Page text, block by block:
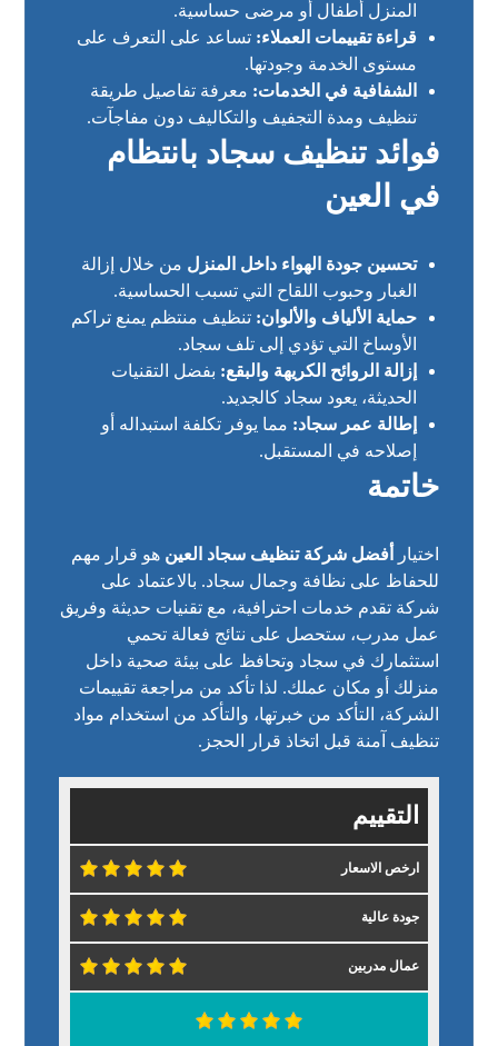
المنزل أطفال أو مرضى حساسية.
قراءة تقييمات العملاء: تساعد على التعرف على
مستوى الخدمة وجودتها.
الشفافية في الخدمات: معرفة تفاصيل طريقة
تنظيف ومدة التجفيف والتكاليف دون مفاجآت.
فوائد تنظيف سجاد بانتظام
في العين
تحسين جودة الهواء داخل المنزل من خلال إزالة
الغبار وحبوب اللقاح التي تسبب الحساسية.
حماية الألياف والألوان: تنظيف منتظم يمنع تراكم
الأوساخ التي تؤدي إلى تلف سجاد.
إزالة الروائح الكريهة والبقع: بفضل التقنيات
الحديثة، يعود سجاد كالجديد.
إطالة عمر سجاد: مما يوفر تكلفة استبداله أو
إصلاحه في المستقبل.
خاتمة
اختيار أفضل شركة تنظيف سجاد العين هو قرار مهم
للحفاظ على نظافة وجمال سجاد. بالاعتماد على
شركة تقدم خدمات احترافية، مع تقنيات حديثة وفريق
عمل مدرب، ستحصل على نتائج فعالة تحمي
استثمارك في سجاد وتحافظ على بيئة صحية داخل
منزلك أو مكان عملك. لذا تأكد من مراجعة تقييمات
الشركة، التأكد من خبرتها، والتأكد من استخدام مواد
تنظيف آمنة قبل اتخاذ قرار الحجز.
التقييم
ارخص الاسعار
جودة عالية
عمال مدربين